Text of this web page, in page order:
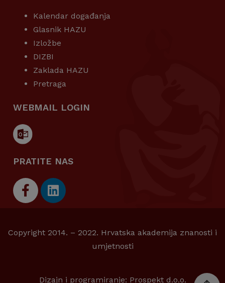
Kalendar događanja
Glasnik HAZU
Izložbe
DIZBI
Zaklada HAZU
Pretraga
WEBMAIL LOGIN
PRATITE NAS
Copyright 2014. – 2022. Hrvatska akademija znanosti i
umjetnosti
Dizajn i programiranje: Prospekt d.o.o.